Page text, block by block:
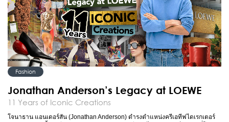
Fashion
Jonathan Anderson’s Legacy at LOEWE
11 Years of Iconic Creations
โจนาธาน แอนเดอร์สัน (Jonathan Anderson) ดำรงตำแหน่งครีเอทีฟไดเรกเตอร์